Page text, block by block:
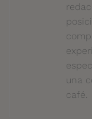
una
café.